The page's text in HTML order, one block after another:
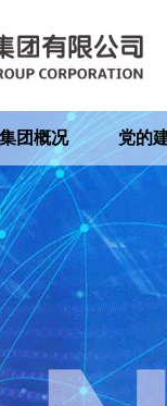
集团概况 党的